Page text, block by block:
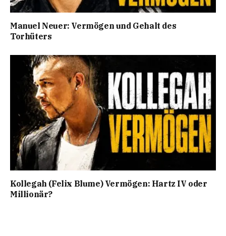
Manuel Neuer: Vermögen und Gehalt des
Torhüters
Kollegah (Felix Blume) Vermögen: Hartz IV oder
Millionär?